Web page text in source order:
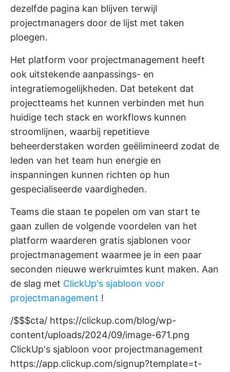
dezelfde pagina kan blijven terwijl
projectmanagers door de lijst met taken
ploegen.
Het platform voor projectmanagement heeft
ook uitstekende aanpassings- en
integratiemogelijkheden. Dat betekent dat
projectteams het kunnen verbinden met hun
huidige tech stack en workflows kunnen
stroomlijnen, waarbij repetitieve
beheerderstaken worden geëlimineerd zodat de
leden van het team hun energie en
inspanningen kunnen richten op hun
gespecialiseerde vaardigheden.
Teams die staan te popelen om van start te
gaan zullen de volgende voordelen van het
platform waarderen gratis sjablonen voor
projectmanagement waarmee je in een paar
seconden nieuwe werkruimtes kunt maken. Aan
de slag met ClickUp's sjabloon voor
projectmanagement !
/$$$cta/ https://clickup.com/blog/wp-
content/uploads/2024/09/image-671.png
ClickUp's sjabloon voor projectmanagement
https://app.clickup.com/signup?template=t-